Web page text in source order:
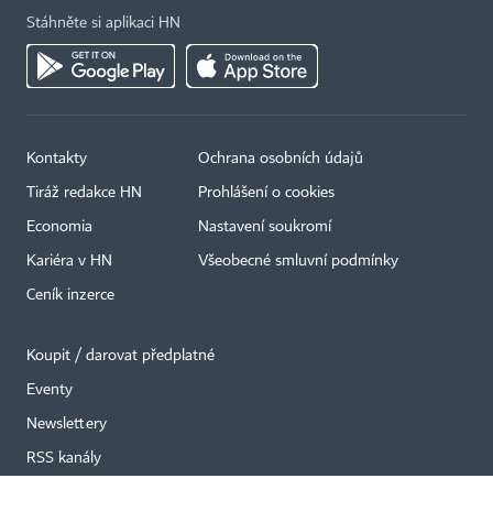
Stáhněte si aplikaci HN
Kontakty
Tiráž redakce HN
Economia
Kariéra v HN
Ceník inzerce
Ochrana osobních údajů
Prohlášení o cookies
Nastavení soukromí
Všeobecné smluvní podmínky
Koupit / darovat předplatné
Eventy
Newslettery
RSS kanály